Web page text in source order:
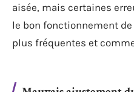
aisée, mais certaines
le bon fonctionnement de
plus fréquentes et